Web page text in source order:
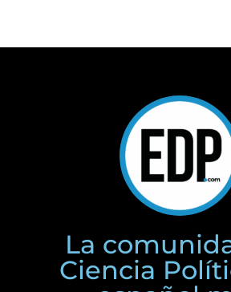
La
Ciencia